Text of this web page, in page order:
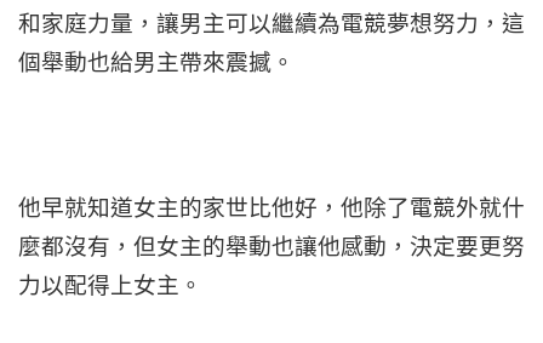
和家庭力量，讓男主可以繼續為電競夢想努力，這
個舉動也給男主帶來震撼。
他早就知道女主的家世比他好，他除了電競外就什
麼都沒有，但女主的舉動也讓他感動，決定要更努
力以配得上女主。